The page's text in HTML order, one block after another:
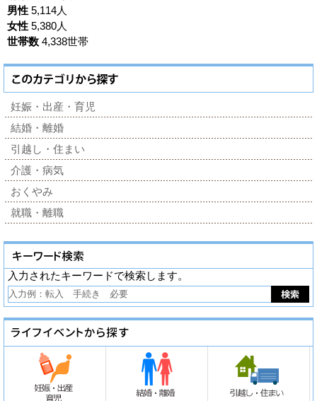
男性 5,114人
女性 5,380人
世帯数 4,338世帯
妊娠・出産・育児
結婚・離婚
引越し・住まい
介護・病気
おくやみ
就職・離職
入力されたキーワードで検索します。